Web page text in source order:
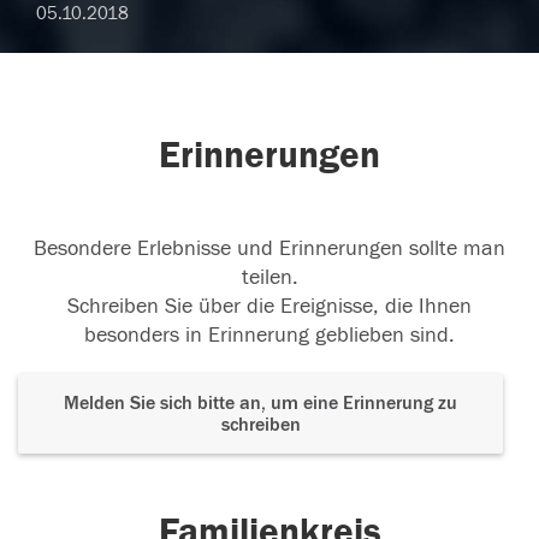
05.10.2018
Erinnerungen
Besondere Erlebnisse und Erinnerungen sollte man
teilen.
Schreiben Sie über die Ereignisse, die Ihnen
besonders in Erinnerung geblieben sind.
Melden Sie sich bitte an, um eine Erinnerung zu
schreiben